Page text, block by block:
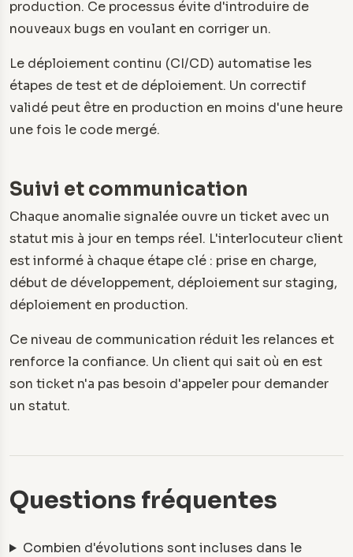
production. Ce processus évite d'introduire de
nouveaux bugs en voulant en corriger un.
Le déploiement continu (CI/CD) automatise les
étapes de test et de déploiement. Un correctif
validé peut être en production en moins d'une heure
une fois le code mergé.
Suivi et communication
Chaque anomalie signalée ouvre un ticket avec un
statut mis à jour en temps réel. L'interlocuteur client
est informé à chaque étape clé : prise en charge,
début de développement, déploiement sur staging,
déploiement en production.
Ce niveau de communication réduit les relances et
renforce la confiance. Un client qui sait où en est
son ticket n'a pas besoin d'appeler pour demander
un statut.
Questions fréquentes
Combien d'évolutions sont incluses dans le